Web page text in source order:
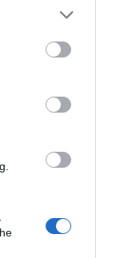
more Google
may click to
party tags to
below Google